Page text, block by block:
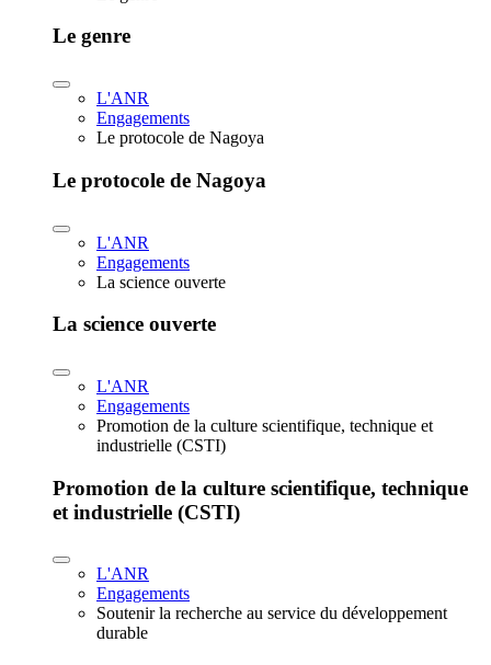
Le genre
L'ANR
Engagements
Le protocole de Nagoya
Le protocole de Nagoya
L'ANR
Engagements
La science ouverte
La science ouverte
L'ANR
Engagements
Promotion de la culture scientifique, technique et
industrielle (CSTI)
Promotion de la culture scientifique, technique
et industrielle (CSTI)
L'ANR
Engagements
Soutenir la recherche au service du développement
durable